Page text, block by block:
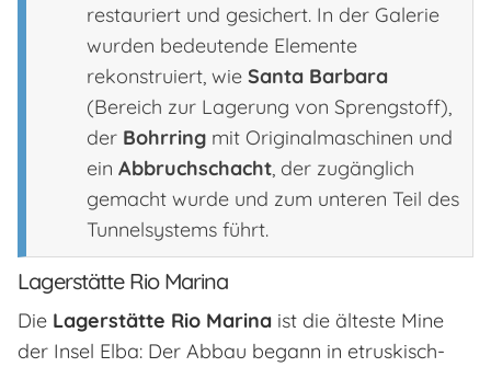
restauriert und gesichert. In der Galerie
wurden bedeutende Elemente
rekonstruiert, wie Santa Barbara
(Bereich zur Lagerung von Sprengstoff),
der Bohrring mit Originalmaschinen und
ein Abbruchschacht, der zugänglich
gemacht wurde und zum unteren Teil des
Tunnelsystems führt.
Lagerstätte Rio Marina
Die Lagerstätte Rio Marina ist die älteste Mine
der Insel Elba: Der Abbau begann in etruskisch-